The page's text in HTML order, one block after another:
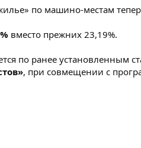
по машино-местам
вместо прежних 23,19%.
по ранее установленным
, при совмещении с